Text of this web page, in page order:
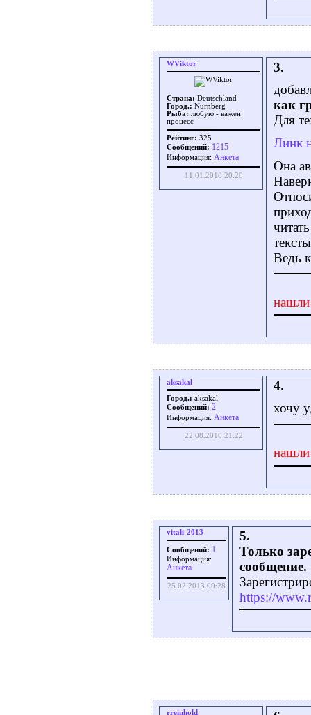
WViktor
Страна: Deutschland
Город.: Nürnberg
Рыба: любую - важен
процесс
Рейтинг: 325
Сообщений: 1215
Информация: Aнкета
11.01.2010 20:20
3.
как
Для
Линк
Она
Ведь
нашли
aksakal
Город.: aksakal
Сообщений: 2
Информация: Aнкета
22.08.2010 21:22
4.
хочу
нашли
vitali-2013
Сообщений: 1
Информация:
Aнкета
25.02.2013 00:28
5.
Только
сообщение.
https://
rreinhold